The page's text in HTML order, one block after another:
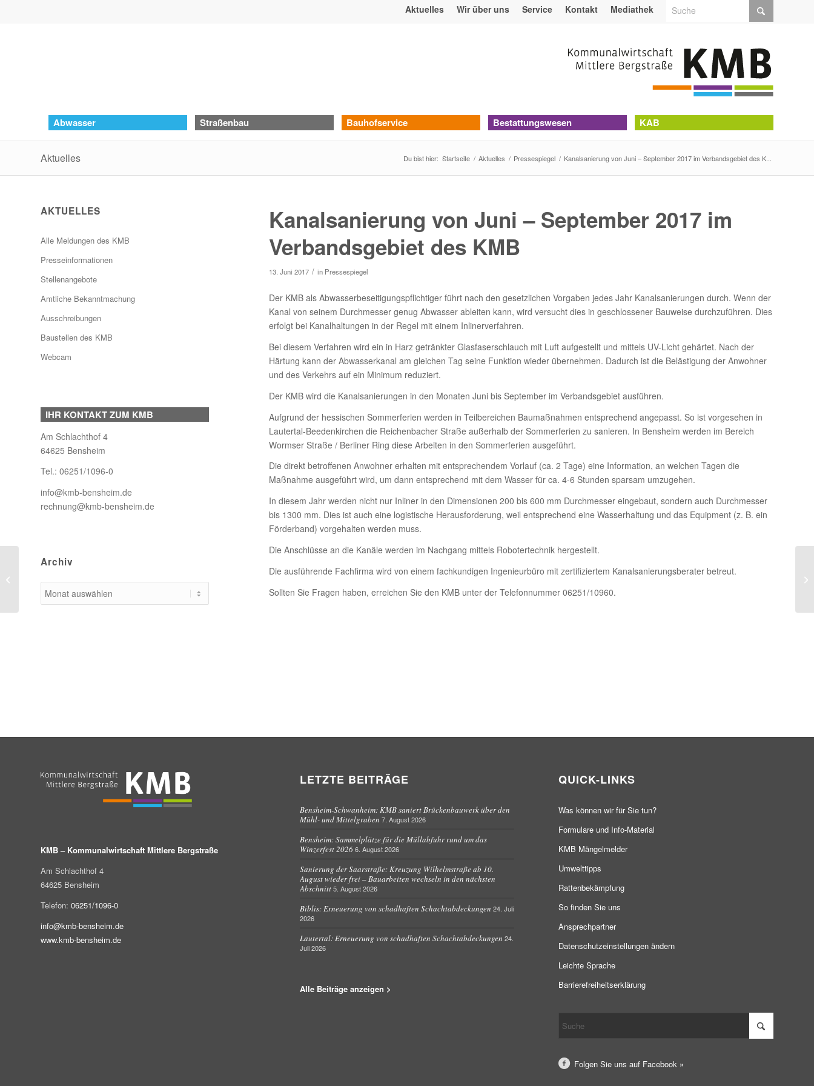
Aktuelles Wir über uns Service Kontakt Mediathek
Abwasser Straßenbau Bauhofservice Bestattungswesen KAB
Aktuelles Du bist hier: Startseite / Aktuelles / Pressespiegel / Kanalsanierung von Juni – September 2017 im Verbandsgebiet des K...
Kanalsanierung von Juni – September 2017 im
Verbandsgebiet des KMB
13. Juni 2017 / in Pressespiegel
Der KMB als Abwasserbeseitigungspflichtiger führt nach den gesetzlichen Vorgaben jedes Jahr Kanalsanierungen durch. Wenn der
Kanal von seinem Durchmesser genug Abwasser ableiten kann, wird versucht dies in geschlossener Bauweise durchzuführen. Dies
erfolgt bei Kanalhaltungen in der Regel mit einem Inlinerverfahren.
Bei diesem Verfahren wird ein in Harz getränkter Glasfaserschlauch mit Luft aufgestellt und mittels UV-Licht gehärtet. Nach der
Härtung kann der Abwasserkanal am gleichen Tag seine Funktion wieder übernehmen. Dadurch ist die Belästigung der Anwohner
und des Verkehrs auf ein Minimum reduziert.
Der KMB wird die Kanalsanierungen in den Monaten Juni bis September im Verbandsgebiet ausführen.
Aufgrund der hessischen Sommerferien werden in Teilbereichen Baumaßnahmen entsprechend angepasst. So ist vorgesehen in
Lautertal-Beedenkirchen die Reichenbacher Straße außerhalb der Sommerferien zu sanieren. In Bensheim werden im Bereich
Wormser Straße / Berliner Ring diese Arbeiten in den Sommerferien ausgeführt.
Die direkt betroffenen Anwohner erhalten mit entsprechendem Vorlauf (ca. 2 Tage) eine Information, an welchen Tagen die
Maßnahme ausgeführt wird, um dann entsprechend mit dem Wasser für ca. 4-6 Stunden sparsam umzugehen.
In diesem Jahr werden nicht nur Inliner in den Dimensionen 200 bis 600 mm Durchmesser eingebaut, sondern auch Durchmesser
bis 1300 mm. Dies ist auch eine logistische Herausforderung, weil entsprechend eine Wasserhaltung und das Equipment (z. B. ein
Förderband) vorgehalten werden muss.
Die Anschlüsse an die Kanäle werden im Nachgang mittels Robotertechnik hergestellt.
Die ausführende Fachfirma wird von einem fachkundigen Ingenieurbüro mit zertifiziertem Kanalsanierungsberater betreut.
Sollten Sie Fragen haben, erreichen Sie den KMB unter der Telefonnummer 06251/10960.
AKTUELLES
Alle Meldungen des KMB
Presseinformationen
Stellenangebote
Amtliche Bekanntmachung
Ausschreibungen
Baustellen des KMB
Webcam
IHR KONTAKT ZUM KMB
Am Schlachthof 4
64625 Bensheim
Tel.: 06251/1096-0
info@kmb-bensheim.de
rechnung@kmb-bensheim.de
Archiv
KMB – Kommunalwirtschaft Mittlere Bergstraße
Am Schlachthof 4
64625 Bensheim
Telefon: 06251/1096-0
info@kmb-bensheim.de
www.kmb-bensheim.de
LETZTE BEITRÄGE
Bensheim-Schwanheim: KMB saniert Brückenbauwerk über den
Mühl- und Mittelgraben 7. August 2026
Bensheim: Sammelplätze für die Müllabfuhr rund um das
Winzerfest 2026 6. August 2026
Sanierung der Saarstraße: Kreuzung Wilhelmstraße ab 10.
August wieder frei – Bauarbeiten wechseln in den nächsten
Abschnitt 5. August 2026
Biblis: Erneuerung von schadhaften Schachtabdeckungen 24. Juli
2026
Lautertal: Erneuerung von schadhaften Schachtabdeckungen 24.
Juli 2026
Alle Beiträge anzeigen >
QUICK-LINKS
Was können wir für Sie tun?
Formulare und Info-Material
KMB Mängelmelder
Umwelttipps
Rattenbekämpfung
So finden Sie uns
Ansprechpartner
Datenschutzeinstellungen ändern
Leichte Sprache
Barrierefreiheitserklärung
Folgen Sie uns auf Facebook »